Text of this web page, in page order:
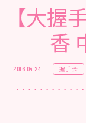
【大握
香
2016.04.24 握手会